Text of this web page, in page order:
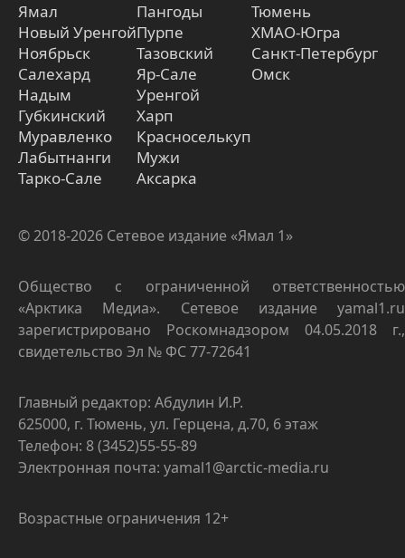
Ямал
Новый Уренгой
Ноябрьск
Салехард
Надым
Губкинский
Муравленко
Лабытнанги
Тарко-Сале
Пангоды
Пурпе
Тазовский
Яр-Сале
Уренгой
Харп
Красноселькуп
Мужи
Аксарка
Тюмень
ХМАО-Югра
Санкт-Петербург
Омск
© 2018-2026 Сетевое издание «Ямал 1»
Общество с ограниченной ответственностью
«Арктика Медиа». Сетевое издание yamal1.ru
зарегистрировано Роскомнадзором 04.05.2018 г.,
свидетельство Эл № ФС 77-72641
Главный редактор: Абдулин И.Р.
625000, г. Тюмень, ул. Герцена, д.70, 6 этаж
Телефон: 8 (3452)55-55-89
Электронная почта: yamal1@arctic-media.ru
Возрастные ограничения 12+